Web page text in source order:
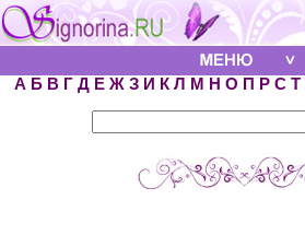
А Б В Г Д Е Ж З И К Л М Н О П Р С Т